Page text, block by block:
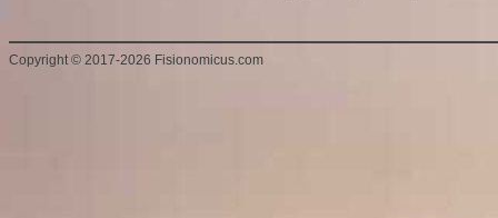
Copyright © 2017-2026 Fisionomicus.com